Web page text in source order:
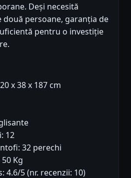
Deși necesită
două persoane, garanția de
pentru o investiție
x 38 x 187 cm
12
32 perechi
Kg
4.6/5 (nr. recenzii: 10)